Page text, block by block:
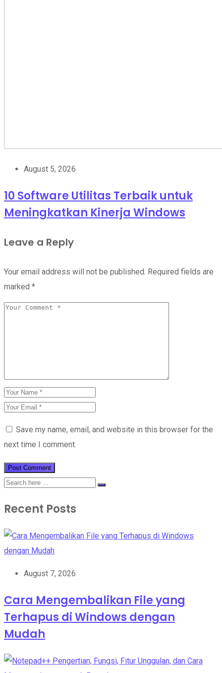
August 5, 2026
10 Software Utilitas Terbaik untuk
Meningkatkan Kinerja Windows
Leave a Reply
Your email address will not be published. Required fields are
marked *
Save my name, email, and website in this browser for the
next time I comment.
Recent Posts
August 7, 2026
Cara Mengembalikan File yang
Terhapus di Windows dengan
Mudah